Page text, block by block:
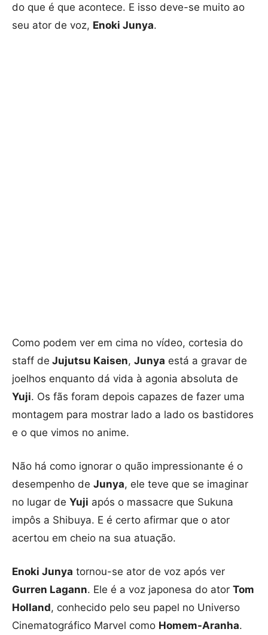
do que é que acontece. E isso deve-se muito ao
seu ator de voz, Enoki Junya.
Como podem ver em cima no vídeo, cortesia do
staff de Jujutsu Kaisen, Junya está a gravar de
joelhos enquanto dá vida à agonia absoluta de
Yuji. Os fãs foram depois capazes de fazer uma
montagem para mostrar lado a lado os bastidores
e o que vimos no anime.
Não há como ignorar o quão impressionante é o
desempenho de Junya, ele teve que se imaginar
no lugar de Yuji após o massacre que Sukuna
impôs a Shibuya. E é certo afirmar que o ator
acertou em cheio na sua atuação.
Enoki Junya tornou-se ator de voz após ver
Gurren Lagann. Ele é a voz japonesa do ator Tom
Holland, conhecido pelo seu papel no Universo
Cinematográfico Marvel como Homem-Aranha.